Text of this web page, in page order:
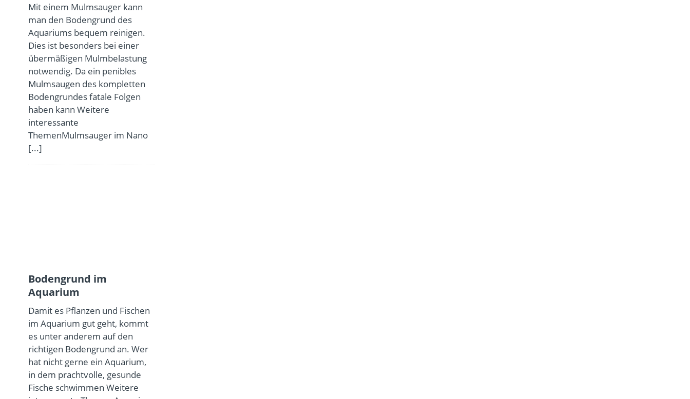
Mit einem Mulmsauger kann
man den Bodengrund des
Aquariums bequem reinigen.
Dies ist besonders bei einer
übermäßigen Mulmbelastung
notwendig. Da ein penibles
Mulmsaugen des kompletten
Bodengrundes fatale Folgen
haben kann Weitere
interessante
ThemenMulmsauger im Nano
[...]
Bodengrund im
Aquarium
Damit es Pflanzen und Fischen
im Aquarium gut geht, kommt
es unter anderem auf den
richtigen Bodengrund an. Wer
hat nicht gerne ein Aquarium,
in dem prachtvolle, gesunde
Fische schwimmen Weitere